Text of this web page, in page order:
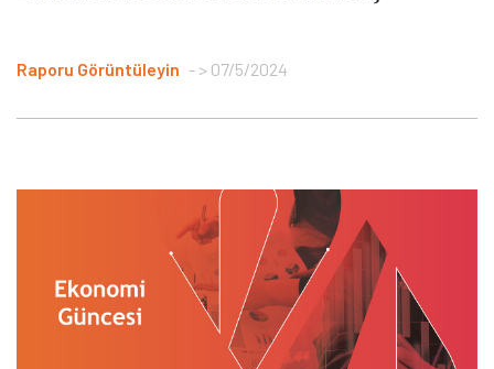
Raporu Görüntüleyin > 07/5/2024